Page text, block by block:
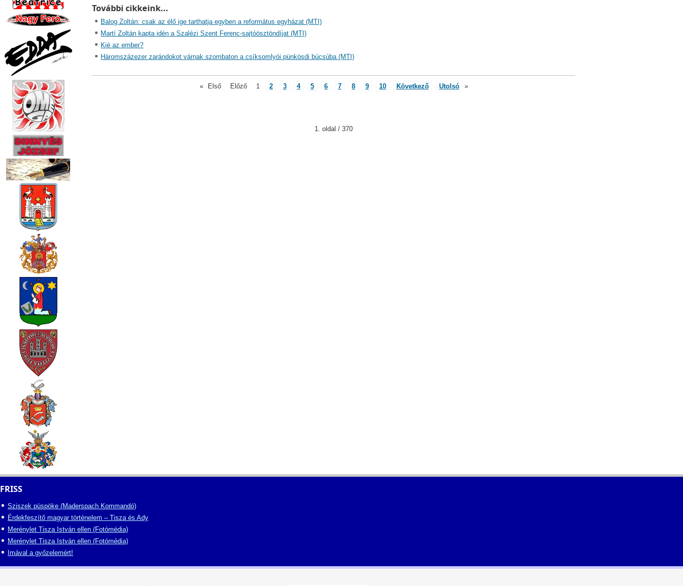
További cikkeink...
Balog Zoltán: csak az élő ige tarthatja egyben a református egyházat (MTI)
Martí Zoltán kapta idén a Szalézi Szent Ferenc-sajtóösztöndíjat (MTI)
Kié az ember?
Háromszázezer zarándokot várnak szombaton a csíksomlyói pünkösdi búcsúba (MTI)
« Első Előző 1 2 3 4 5 6 7 8 9 10 Következő Utolsó »
1. oldal / 370
FRISS
Sziszek püspöke (Maderspach Kommandó)
Érdekfeszítő magyar történelem – Tisza és Ady
Merénylet Tisza István ellen (Fotómédia)
Merénylet Tisza István ellen (Fotómédia)
Imával a győzelemért!